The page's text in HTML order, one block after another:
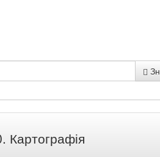
Картографія